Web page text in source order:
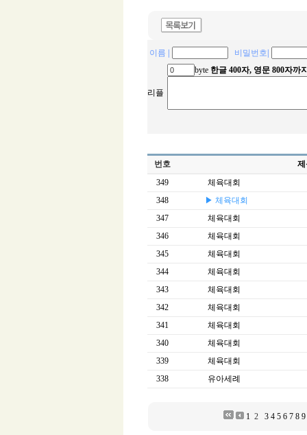
이름 비밀번호
byte 한글 400자, 영문 800자까
리플
번호
349
체육대회
348
▶ 체육대회
347
체육대회
346
체육대회
345
체육대회
344
체육대회
343
체육대회
342
체육대회
341
체육대회
340
체육대회
339
체육대회
338
유아세례
1 2 3 4 5 6 7 8 9